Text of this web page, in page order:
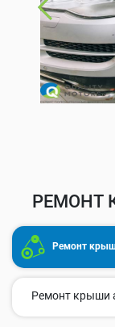
РЕМОНТ
Ремонт
Ремонт крыши